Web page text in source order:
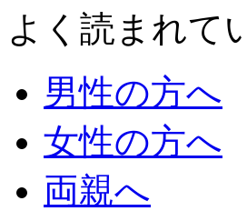
よく読まれて
男性の方へ
女性の方へ
両親へ